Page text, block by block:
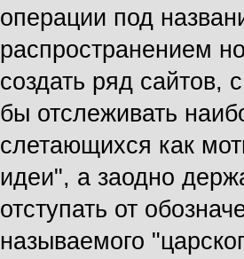
операции под
распространением
создать ряд
бы отслеживать
слетающихся как
идеи", а заодно
отступать от
называемого